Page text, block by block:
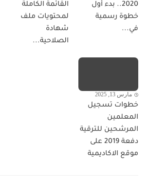
2020.. بدء أول
خطوة رسمية
في...
القائمة الكاملة
لمحتويات ملف
شهادة
الصلاحية...
مارس 13, 2025
خطوات تسجيل
المعلمين
المرشحين للترقية
دفعة 2019 على
موقع الاكاديمية